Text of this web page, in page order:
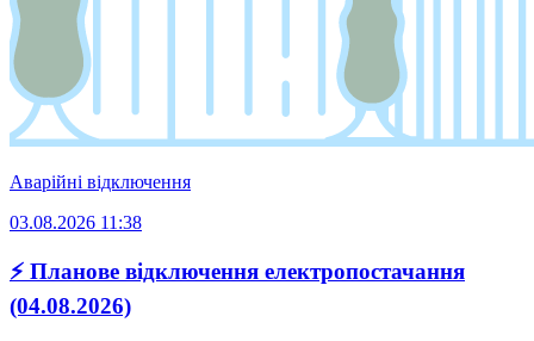
Аварійні відключення
03.08.2026 11:38
⚡ Планове відключення електропостачання
(04.08.2026)